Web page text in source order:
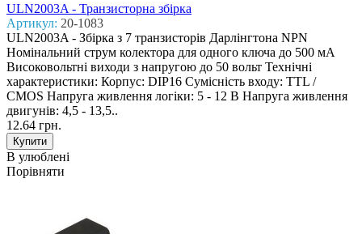
ULN2003A - Транзисторна збірка
Артикул: 20-1083
ULN2003A - Збірка з 7 транзисторів Дарлінгтона NPN
Номінальний струм колектора для одного ключа до 500 мА
Високовольтні виходи з напругою до 50 вольт Технічні
характеристики: Корпус: DIP16 Сумісність входу: TTL /
CMOS Напруга живлення логіки: 5 - 12 В Напруга живлення
двигунів: 4,5 - 13,5..
12.64 грн.
В улюблені
Порівняти